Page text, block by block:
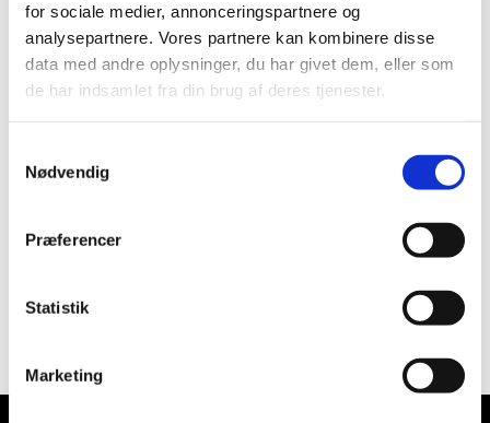
for sociale medier, annonceringspartnere og
analysepartnere. Vores partnere kan kombinere disse
data med andre oplysninger, du har givet dem, eller som
de har indsamlet fra din brug af deres tjenester.
Nødvendig
Præferencer
Statistik
Marketing
Ventilerne (3.klasse og op) synger i
menighedshuset 15.15-16.30.
blive korsangere, der kan rykke op i store
Korene øver hver onsdag.
Tilmelding til korleder Loulou Elise Holm på